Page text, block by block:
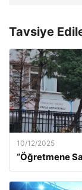
Tavsiye
10/12/2025
“Öğretmene